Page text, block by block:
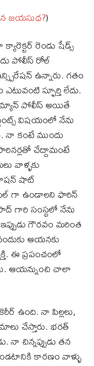
జయసుధ?)
రెండు షేడ్స్
పోలీస్ రోల్
ఉన్నారు. గతం
స్ఫూర్తి లేదు.
మ్యాన్ పోలీస్ అయితే
విషయంలో నేను
నా కంటే ముందు
చేద్దామంటే
వాళ్ళకు
షాట్
గా ఉండాలని ఫారిన్
గారి సంస్థలో నేను
గౌరవం మరింత
ఆయనకు
ఈ ప్రపంచంలో
ఆయన్నుంచి చాలా
ఉంది. నా పిల్లలు,
చేస్తారు. భరత్
నా చిన్నప్పుడు తన
కారణం వాళ్ళు